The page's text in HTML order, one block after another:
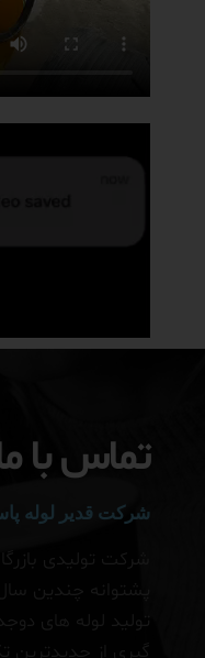
تماس با
شرکت قدیر لوله
شرکت تولیدی
پشتوانه چندین
تولید لوله های
گیری از جدیدترین